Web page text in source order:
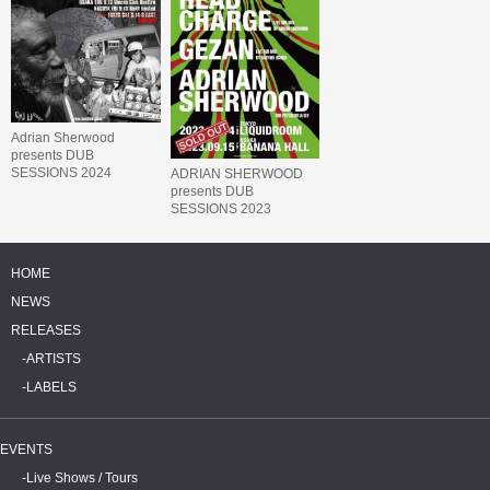
Adrian Sherwood
presents DUB
SESSIONS 2024
ADRIAN SHERWOOD
presents DUB
SESSIONS 2023
HEAD CHARGE &
HOME
NEWS
RELEASES
ARTISTS
LABELS
EVENTS
Live Shows / Tours